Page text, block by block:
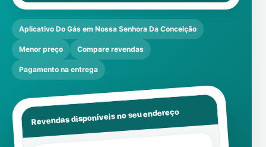
Aplicativo Do Gás em Nossa Senhora Da Conceição
Menor preço Compare revendas
Pagamento na entrega
Revendas disponíveis no seu endereço